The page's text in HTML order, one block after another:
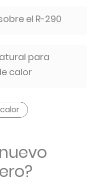
el R-290
para
calor